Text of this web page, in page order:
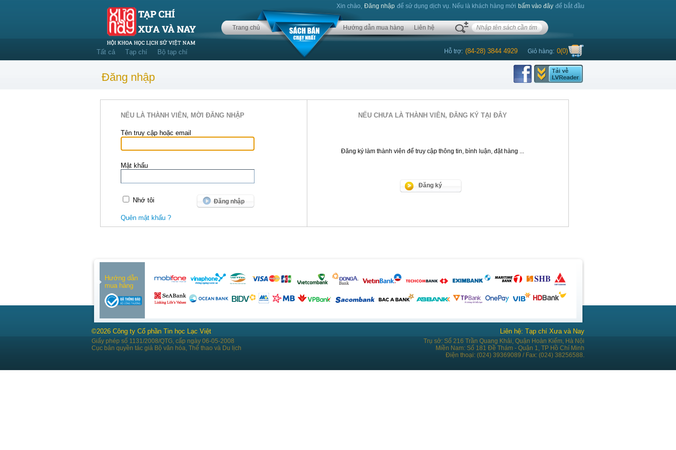
Xin chào, Đăng nhập để sử dụng dịch vụ. Nếu là khách hàng mới bấm vào đây để bắt đầu
Trang chủ Hướng dẫn mua hàng Liên hệ
Hỗ trợ: (84-28) 3844 4929 Giỏ hàng: 0(0)
Tất cả Tạp chí Bộ tạp chí
Đăng nhập
NẾU LÀ THÀNH VIÊN, MỜI ĐĂNG NHẬP
Tên truy cập hoặc email
Mật khẩu
Nhớ tôi
Quên mật khẩu ?
NẾU CHƯA LÀ THÀNH VIÊN, ĐĂNG KÝ TẠI ĐÂY
Đăng ký làm thành viên để truy cập thông tin, bình luận, đặt hàng ...
Đăng ký
Hướng dẫn
mua hàng
Liên hệ: Tạp chí Xưa và Nay
Trụ sở: Số 216 Trần Quang Khải, Quận Hoàn Kiếm, Hà Nội
Miền Nam: Số 181 Đề Thám - Quận 1, TP Hồ Chí Minh
Điện thoại: (024) 39369089 / Fax: (024) 38256588.
©2026 Công ty Cổ phần Tin học Lạc Việt
Giấy phép số 1131/2008/QTG, cấp ngày 06-05-2008
Cục bản quyền tác giả Bộ văn hóa, Thể thao và Du lịch